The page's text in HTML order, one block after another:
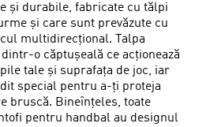
și durabile, fabricate cu tălpi
și care sunt prevăzute cu
multidirecțional. Talpa
o căptușeală ce acționează
tale și suprafața de joc, iar
special pentru a-ți proteja
bruscă. Bineînțeles, toate
pentru handbal au designul